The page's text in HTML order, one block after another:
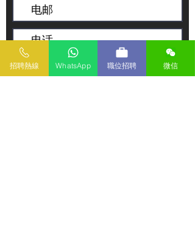
招聘熱線 WhatsApp 職位招聘 微信